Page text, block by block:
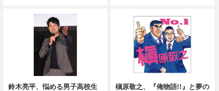
鈴木亮平、悩める男子高校生
槇原敬之、『俺物語!!』と夢の